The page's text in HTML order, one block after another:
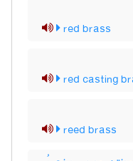
red brass
red casting
reed brass